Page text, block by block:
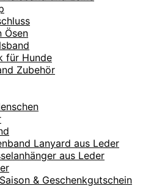
Ösen
für Hunde
Zubehör
Lanyard aus Leder
aus Leder
& Geschenkgutschein